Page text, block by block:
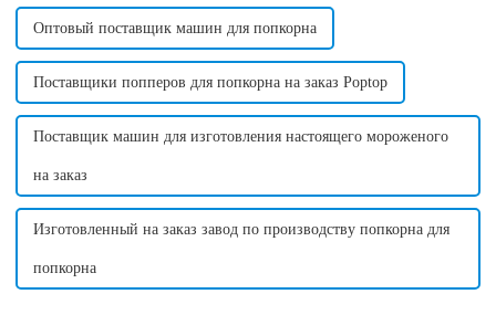
Оптовый поставщик машин для попкорна
Поставщики попперов для попкорна на заказ Poptop
Поставщик машин для изготовления настоящего мороженого
на заказ
Изготовленный на заказ завод по производству попкорна для
попкорна